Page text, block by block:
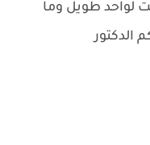
لواحد طويل وما